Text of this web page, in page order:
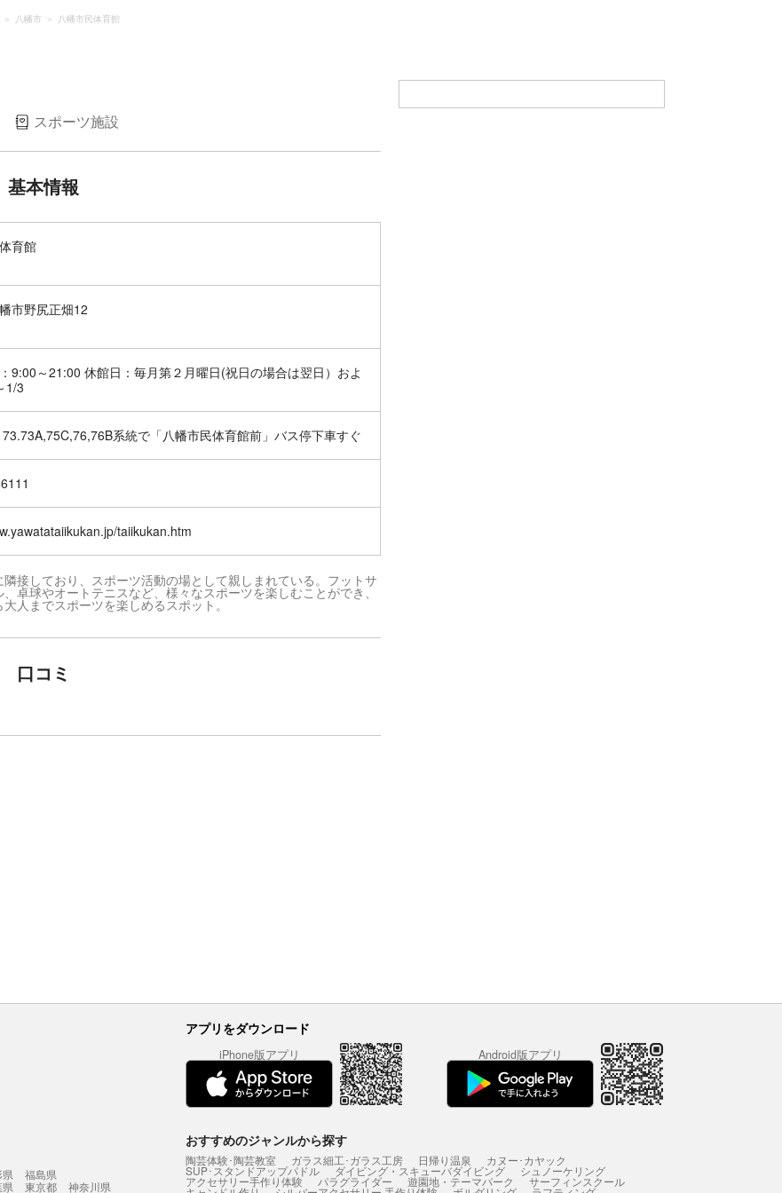
八幡市 八幡市民体育館
スポーツ施設
基本情報
育館
市野尻正畑12
9:00～21:00 休館日：毎月第２月曜日(祝日の場合は翌日）およ
1/3
系統で「八幡市民体育館前」バス停下車すぐ
taiikukan.htm
接しており、スポーツ活動の場として親しまれている。フットサ
卓球やオートテニスなど、様々なスポーツを楽しむことができ、
人までスポーツを楽しめるスポット。
口コミ
アプリをダウンロード
iPhone版アプリ Android版アプリ
福島県
東京都
神奈川県
おすすめのジャンルから探す
陶芸体験･陶芸教室 ガラス細工･ガラス工房 日帰り温泉 カヌー･カヤック
SUP･スタンドアップパドル ダイビング・スキューバダイビング シュノーケリング
アクセサリー手作り体験 パラグライダー 遊園地・テーマパーク サーフィンスクール